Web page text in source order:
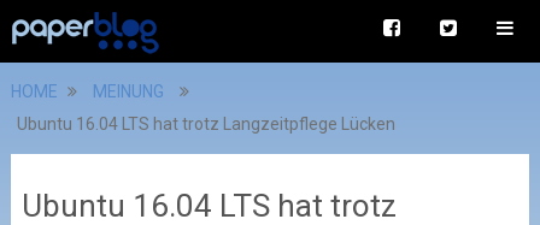
HOME
MEINUNG
Ubuntu 16.04 LTS hat trotz Langzeitpflege Lücken
Ubuntu 16.04 LTS hat trotz